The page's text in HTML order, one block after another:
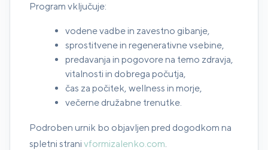
Program vključuje:
vodene vadbe in zavestno gibanje,
sprostitvene in regenerativne vsebine,
predavanja in pogovore na temo zdravja,
vitalnosti in dobrega počutja,
čas za počitek, wellness in morje,
večerne družabne trenutke.
Podroben urnik bo objavljen pred dogodkom na
spletni strani vformizalenko.com.